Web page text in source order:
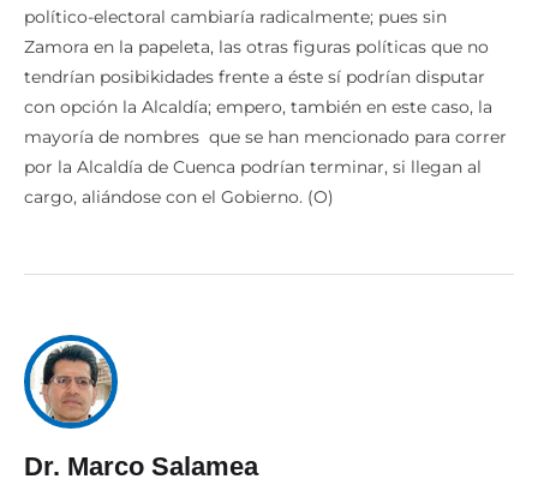
político-electoral cambiaría radicalmente; pues sin
Zamora en la papeleta, las otras figuras políticas que no
tendrían posibikidades frente a éste sí podrían disputar
con opción la Alcaldía; empero, también en este caso, la
mayoría de nombres que se han mencionado para correr
por la Alcaldía de Cuenca podrían terminar, si llegan al
cargo, aliándose con el Gobierno. (O)
Dr. Marco Salamea